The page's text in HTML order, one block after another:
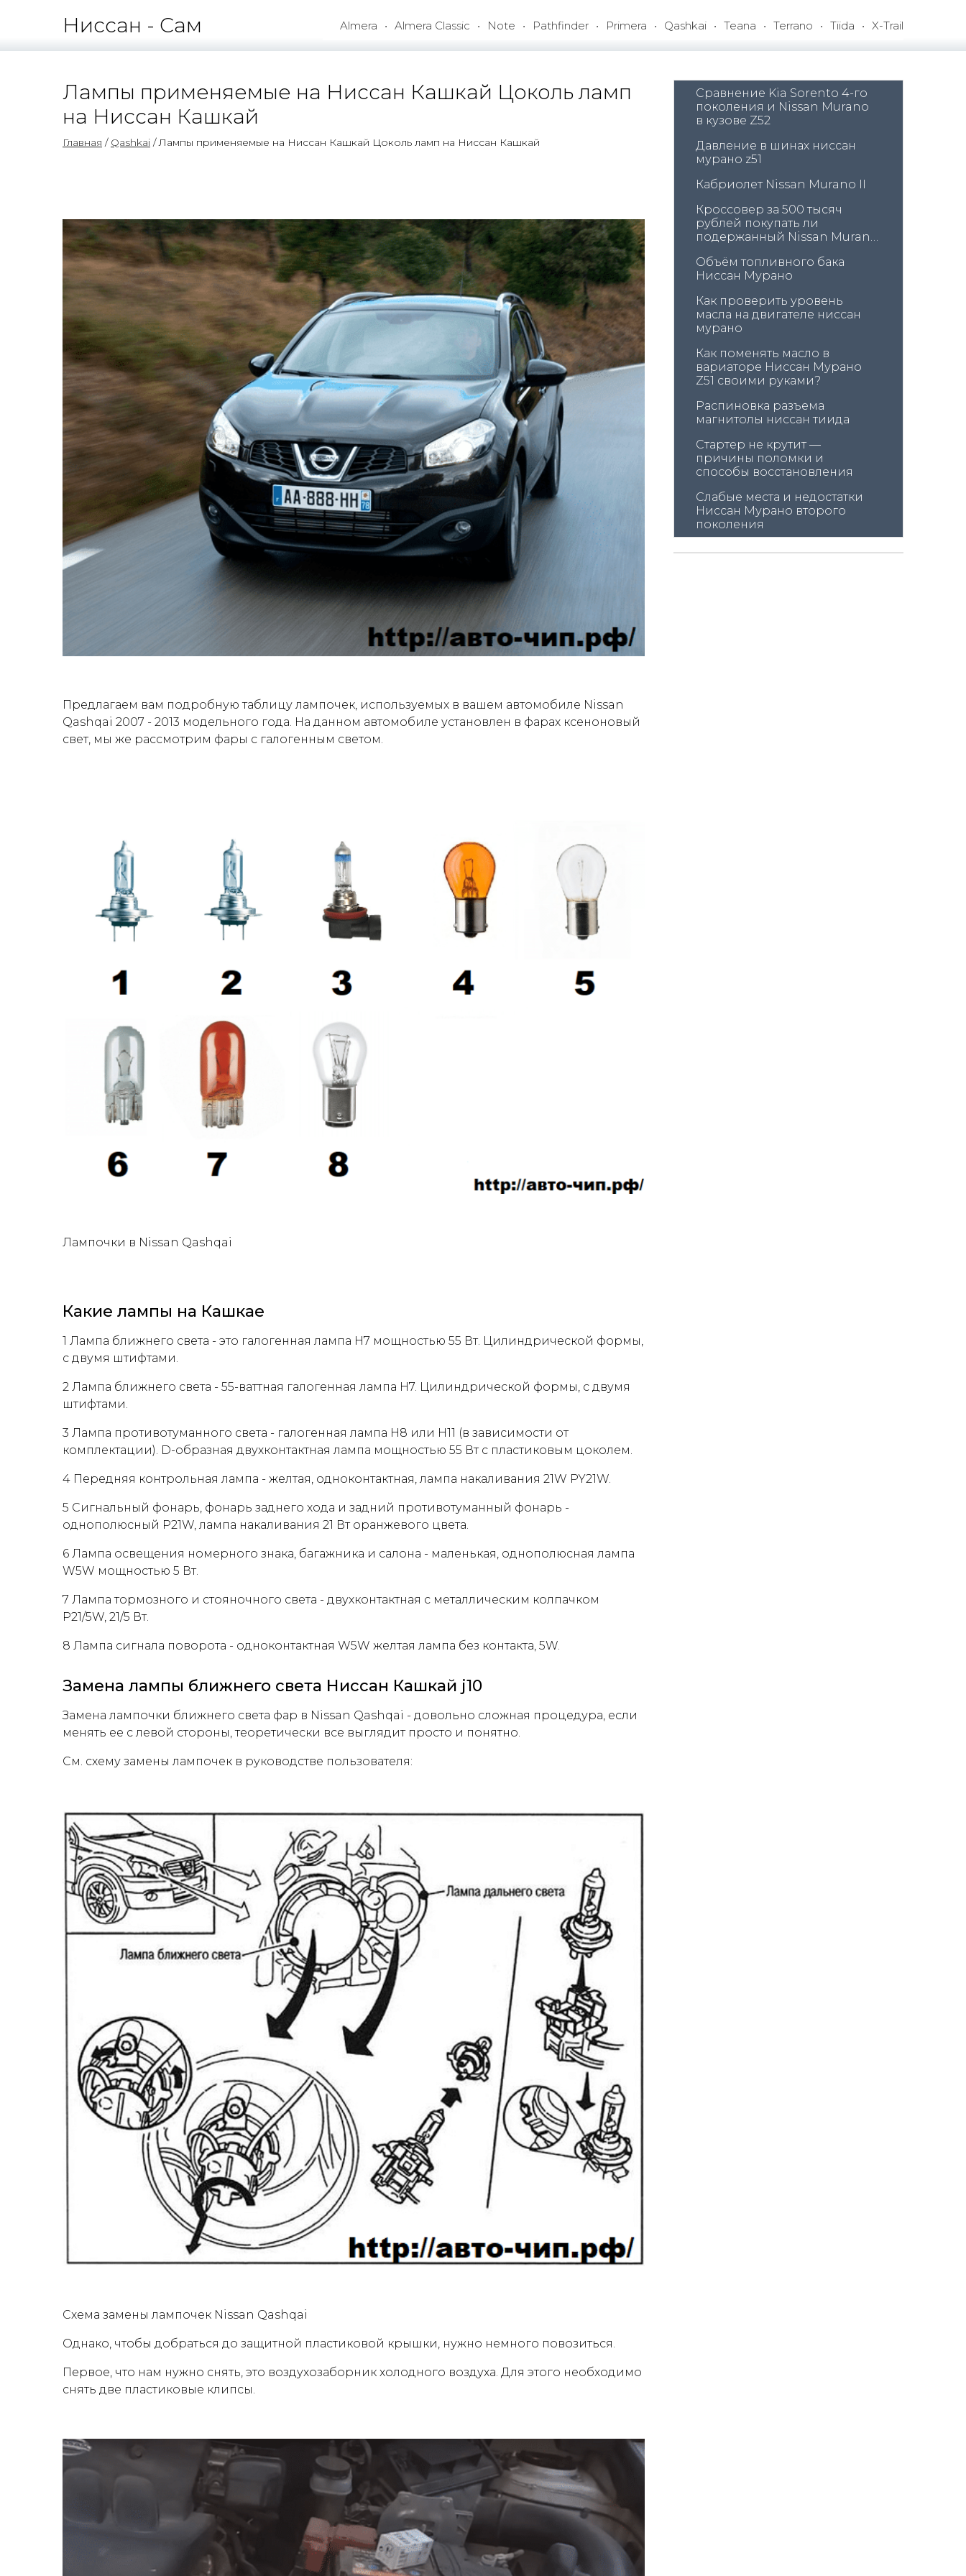
Ниссан - Сам Almera Almera Classic Note Pathfinder Primera Qashkai Teana Terrano Tiida X-Trail
Лампы применяемые на Ниссан Кашкай Цоколь ламп
на Ниссан Кашкай
Главная / Qashkai / Лампы применяемые на Ниссан Кашкай Цоколь ламп на Ниссан Кашкай
Предлагаем вам подробную таблицу лампочек, используемых в вашем автомобиле Nissan
Qashqai 2007 - 2013 модельного года. На данном автомобиле установлен в фарах ксеноновый
свет, мы же рассмотрим фары с галогенным светом.
Лампочки в Nissan Qashqai
Какие лампы на Кашкае
1 Лампа ближнего света - это галогенная лампа H7 мощностью 55 Вт. Цилиндрической формы,
с двумя штифтами.
2 Лампа ближнего света - 55-ваттная галогенная лампа H7. Цилиндрической формы, с двумя
штифтами.
3 Лампа противотуманного света - галогенная лампа H8 или H11 (в зависимости от
комплектации). D-образная двухконтактная лампа мощностью 55 Вт с пластиковым цоколем.
4 Передняя контрольная лампа - желтая, одноконтактная, лампа накаливания 21W PY21W.
5 Сигнальный фонарь, фонарь заднего хода и задний противотуманный фонарь -
однополюсный P21W, лампа накаливания 21 Вт оранжевого цвета.
6 Лампа освещения номерного знака, багажника и салона - маленькая, однополюсная лампа
W5W мощностью 5 Вт.
7 Лампа тормозного и стояночного света - двухконтактная с металлическим колпачком
P21/5W, 21/5 Вт.
8 Лампа сигнала поворота - одноконтактная W5W желтая лампа без контакта, 5W.
Замена лампы ближнего света Ниссан Кашкай j10
Замена лампочки ближнего света фар в Nissan Qashqai - довольно сложная процедура, если
менять ее с левой стороны, теоретически все выглядит просто и понятно.
См. схему замены лампочек в руководстве пользователя:
Схема замены лампочек Nissan Qashqai
Однако, чтобы добраться до защитной пластиковой крышки, нужно немного повозиться.
Первое, что нам нужно снять, это воздухозаборник холодного воздуха. Для этого необходимо
снять две пластиковые клипсы.
Сравнение Kia Sorento 4-го
поколения и Nissan Murano
в кузове Z52
Давление в шинах ниссан
мурано z51
Кабриолет Nissan Murano II
Кроссовер за 500 тысяч
рублей покупать ли
подержанный Nissan Murano
Объём топливного бака
Ниссан Мурано
Как проверить уровень
масла на двигателе ниссан
мурано
Как поменять масло в
вариаторе Ниссан Мурано
Z51 своими руками?
Распиновка разъема
магнитолы ниссан тиида
Стартер не крутит —
причины поломки и
способы восстановления
Слабые места и недостатки
Ниссан Мурано второго
поколения